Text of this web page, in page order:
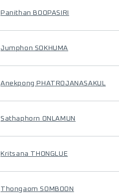
Panithan BOOPASIRI
Jumphon SOKHUMA
Anekpong PHATROJANASAKUL
Sathaphorn ONLAMUN
Kritsana THONGLUE
Thongaom SOMBOON